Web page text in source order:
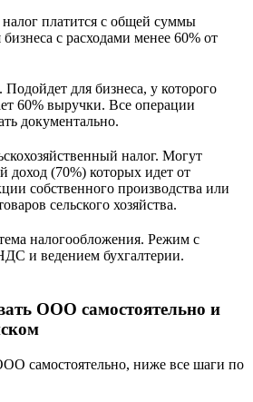
платится с общей суммы
с расходами менее 60% от
для бизнеса, у которого
60% выручки. Все операции
документально.
налог. Могут
(70%) которых идет от
собственного производства или
сельского хозяйства.
налогообложения. Режим с
и ведением бухгалтерии.
ООО самостоятельно и
самостоятельно, ниже все шаги по